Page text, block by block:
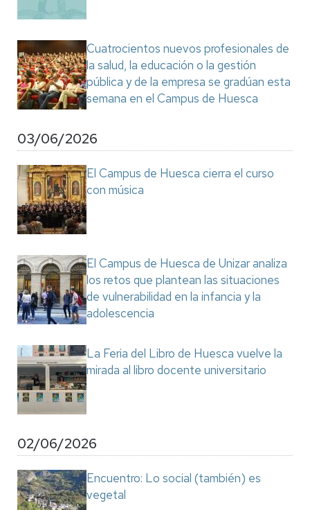
Cuatrocientos nuevos profesionales de
la salud, la educación o la gestión
pública y de la empresa se gradúan esta
semana en el Campus de Huesca
03/06/2026
El Campus de Huesca cierra el curso
con música
El Campus de Huesca de Unizar analiza
los retos que plantean las situaciones
de vulnerabilidad en la infancia y la
adolescencia
La Feria del Libro de Huesca vuelve la
mirada al libro docente universitario
02/06/2026
Encuentro: Lo social (también) es
vegetal